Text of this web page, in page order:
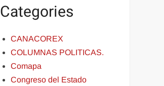
Categories
CANACOREX
COLUMNAS POLITICAS.
Comapa
Congreso del Estado